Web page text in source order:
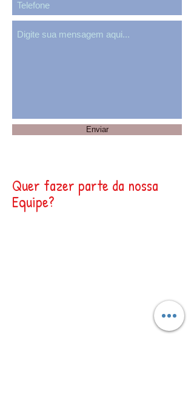
Enviar
Quer fazer parte da nossa
Equipe?